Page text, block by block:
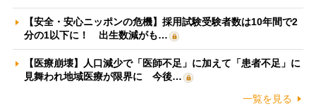
【安全・安心ニッポンの危機】採用試験受験者数は10年間で2
分の1以下に！ 出生数減がも…
【医療崩壊】人口減少で「医師不足」に加えて「患者不足」に
見舞われ地域医療が限界に 今後…
一覧を見る